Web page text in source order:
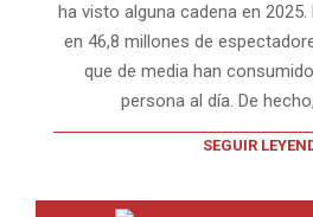
ha visto alguna cadena en
en 46,8 millones de
que de media han
persona al día. De
SEGUIR